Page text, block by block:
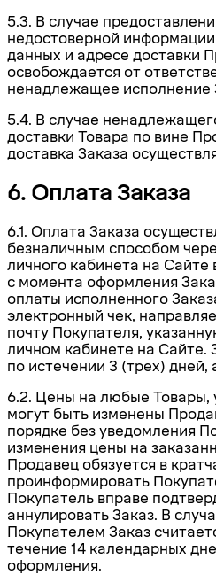
5.3. В случае
недостоверной
данных и адресе доставки
освобождается от
ненадлежащее исполнение
5.4. В случае
доставки Товара по вине
доставка Заказа
6. Оплата Заказа
6.1. Оплата Заказа
безналичным способом
личного кабинета на Сайте
с момента оформления
оплаты исполненного
электронный чек,
почту Покупателя,
личном кабинете на Сайте.
по истечении 3 (трех) дней,
6.2. Цены на любые Товары,
могут быть изменены
порядке без уведомления
изменения цены на
Продавец обязуется в
проинформировать
Покупатель вправе
аннулировать Заказ. В
Покупателем Заказ
течение 14 календарных
оформления.